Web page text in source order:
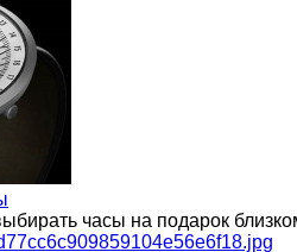
часы на подарок